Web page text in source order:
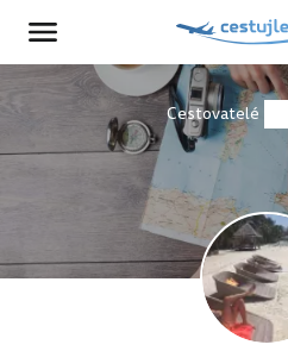
Cestovatelé